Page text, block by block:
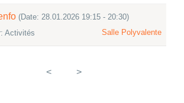
(Date: 28.01.2026 19:15 - 20:30)
Activités
Salle Polyvalente
< >